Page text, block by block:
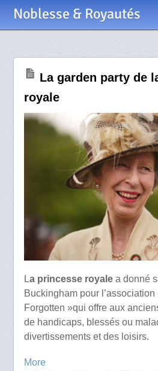
Noblesse & Royautés
La garden party de
royale
La princesse royalea donné
Buckingham pour l’association
Forgotten »qui offre aux
de handicaps, blessés ou
divertissements et des loisirs.
More